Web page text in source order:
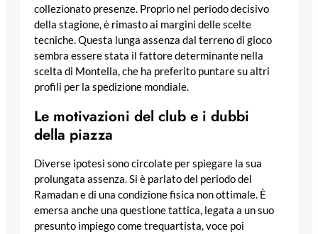
collezionato presenze. Proprio nel periodo decisivo
della stagione, è rimasto ai margini delle scelte
tecniche. Questa lunga assenza dal terreno di gioco
sembra essere stata il fattore determinante nella
scelta di Montella, che ha preferito puntare su altri
profili per la spedizione mondiale.
Le motivazioni del club e i dubbi
della piazza
Diverse ipotesi sono circolate per spiegare la sua
prolungata assenza. Si è parlato del periodo del
Ramadan e di una condizione fisica non ottimale. È
emersa anche una questione tattica, legata a un suo
presunto impiego come trequartista, voce poi